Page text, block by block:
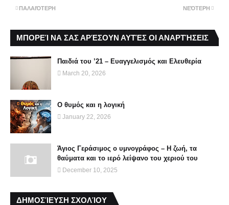
ΝΕΌΤΕΡΗ
ΠΑΛΑΙΌΤΕΡΗ
ΜΠΟΡΕΊ ΝΑ ΣΑΣ ΑΡΈΣΟΥΝ ΑΥΤΈΣ ΟΙ ΑΝΑΡΤΉΣΕΙΣ
Παιδιά του ’21 – Ευαγγελισμός και Ελευθερία
March 20, 2026
Ο θυμός και η λογική
January 22, 2026
Άγιος Γεράσιμος ο υμνογράφος – Η ζωή, τα
θαύματα και το ιερό λείψανο του χεριού του
December 10, 2025
ΔΗΜΟΣΊΕΥΣΗ ΣΧΟΛΊΟΥ